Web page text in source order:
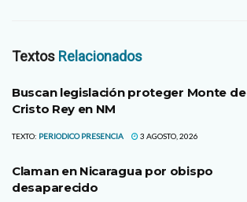
Textos Relacionados
Buscan legislación proteger Monte de
Cristo Rey en NM
TEXTO: PERIODICO PRESENCIA 3 AGOSTO, 2026
Claman en Nicaragua por obispo
desaparecido